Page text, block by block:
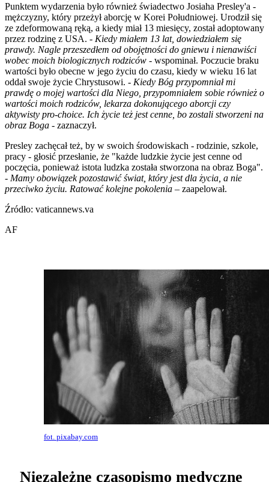
Punktem wydarzenia było również świadectwo Josiaha Presley'a -
mężczyzny, który przeżył aborcję w Korei Południowej. Urodził się
ze zdeformowaną ręką, a kiedy miał 13 miesięcy, został adoptowany
przez rodzinę z USA. - Kiedy miałem 13 lat, dowiedziałem się
prawdy. Nagle przeszedłem od obojętności do gniewu i nienawiści
wobec moich biologicznych rodziców - wspominał. Poczucie braku
wartości było obecne w jego życiu do czasu, kiedy w wieku 16 lat
oddał swoje życie Chrystusowi. - Kiedy Bóg przypomniał mi
prawdę o mojej wartości dla Niego, przypomniałem sobie również o
wartości moich rodziców, lekarza dokonującego aborcji czy
aktywisty pro-choice. Ich życie też jest cenne, bo zostali stworzeni na
obraz Boga - zaznaczył.
Presley zachęcał też, by w swoich środowiskach - rodzinie, szkole,
pracy - głosić przesłanie, że "każde ludzkie życie jest cenne od
poczęcia, ponieważ istota ludzka została stworzona na obraz Boga".
- Mamy obowiązek pozostawić świat, który jest dla życia, a nie
przeciwko życiu. Ratować kolejne pokolenia – zaapelował.
Źródło: vaticannews.va
AF
fot. pixabay.com
Niezależne czasopismo medyczne